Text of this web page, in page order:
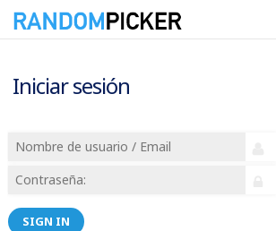
Iniciar sesión
SIGN IN